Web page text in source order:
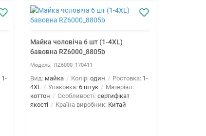
1-
Майка чоловіча 6 шт (1-4XL)
бавовна RZ6000_8805b
RZ6000_170411
Вид: майка Колір: один Ростовка: 1-
4XL
Упаковка: 6 штук
Матеріал:
коттон
Особливості: сертифікат
якості
Країна виробник: Китай